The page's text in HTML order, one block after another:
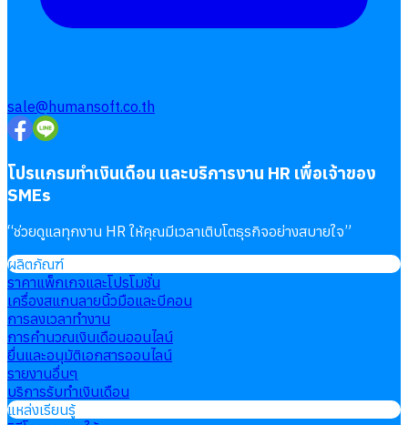
sale@humansoft.co.th
โปรแกรมทำเงินเดือน และบริการงาน HR เพื่อเจ้าของ
SMEs
“ช่วยดูแลทุกงาน HR ให้คุณมีเวลาเติบโตธุรกิจอย่างสบายใจ”
ผลิตภัณฑ์
ราคาแพ็กเกจและโปรโมชั่น
เครื่องสแกนลายนิ้วมือและบีคอน
การลงเวลาทำงาน
การคำนวณเงินเดือนออนไลน์
ยื่นและอนุมัติเอกสารออนไลน์
รายงานอื่นๆ
บริการรับทำเงินเดือน
แหล่งเรียนรู้